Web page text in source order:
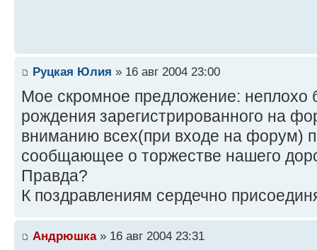
Руцкая Юлия » 16 авг 2004 23:00
Мое скромное предложение:
рождения зарегистрированного на
вниманию всех(при входе на форум)
сообщающее о торжестве нашего
Правда?
К поздравлениям сердечно
Андрюшка» 16 авг 2004 23:31